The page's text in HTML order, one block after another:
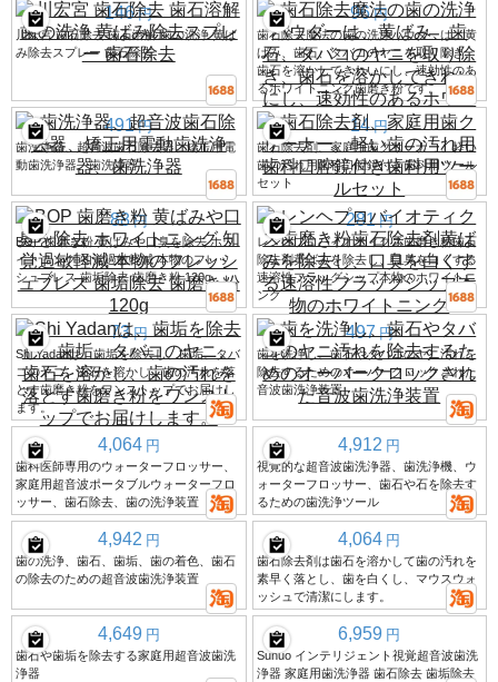
146 円
川宏宮 歯石除去 歯石溶解 歯の洗浄 黄ば
み除去スプレー 歯石除去
96 円
歯石除去魔法の歯の洗浄パウダーは、黄
ばみ、歯石、タバコのヤニを取り除き、
歯石を溶かしてきれいにし、速効性のあ
るホワイトニング歯磨き粉です。
491 円
歯洗浄器、超音波歯石除去器、矯正用電
動歯洗浄器、歯洗浄器
14 円
歯石除去剤、家庭用歯クリーナー、軽い
歯の汚れ用歯科口腔鏡付き歯科用ツール
セット
88 円
BOP 歯磨き粉 黄ばみや口臭を除去 ホワ
イトニング 知覚過敏軽減 本物のフレッ
シュブレス 歯垢除去 歯磨き粉 120g
281 円
レンヘプロバイオティクス歯磨き粉歯石
除去剤黄ばみを除去し、口臭を白くする
速溶性フラッグシップ本物のホワイトニ
ング
73 円
Shi Yadanは、歯垢を除去し、歯垢、タバ
コのヤニ、歯石を溶かし、歯の汚れを落
とす歯磨き粉をワンストップでお届けし
ます。
497 円
歯を洗浄し、歯石やタバコのヤニ汚れを
除去するためのオーバークロックされた
音波歯洗浄装置
4,064 円
歯科医師専用のウォーターフロッサー、
家庭用超音波ポータブルウォーターフロ
ッサー、歯石除去、歯の洗浄装置
4,912 円
視覚的な超音波歯洗浄器、歯洗浄機、ウ
ォーターフロッサー、歯石や石を除去す
るための歯洗浄ツール
4,942 円
歯の洗浄、歯石、歯垢、歯の着色、歯石
の除去のための超音波歯洗浄装置
4,064 円
歯石除去剤は歯石を溶かして歯の汚れを
素早く落とし、歯を白くし、マウスウォ
ッシュで清潔にします。
4,649 円
歯石や歯垢を除去する家庭用超音波歯洗
浄器
6,959 円
Sunuo インテリジェント視覚超音波歯洗
浄器 家庭用歯洗浄器 歯石除去 歯垢除去